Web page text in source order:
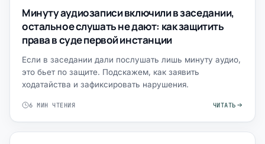
Минуту аудиозаписи включили в заседании,
остальное слушать не дают: как защитить
права в суде первой инстанции
Если в заседании дали послушать лишь минуту аудио,
это бьет по защите. Подскажем, как заявить
ходатайства и зафиксировать нарушения.
6 МИН ЧТЕНИЯ ЧИТАТЬ